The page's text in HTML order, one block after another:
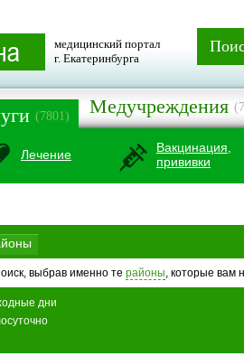
медицинский портал
г. Екатеринбурга
(7801) Медучреждения
Лечение
Вакцинация,
прививки
выбрав именно те районы, которые вам
дни